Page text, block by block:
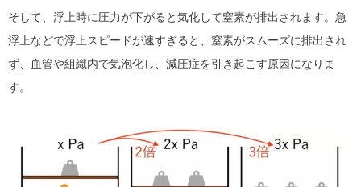
そして、浮上時に圧力が下がると気化して窒素が排出されます。急
浮上などで浮上スピードが速すぎると、窒素がスムーズに排出され
ず、血管や組織内で気泡化し、減圧症を引き起こす原因になりま
す。